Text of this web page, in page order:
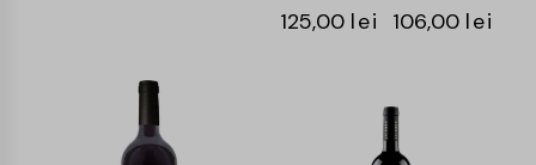
125,00 lei 106,00 lei